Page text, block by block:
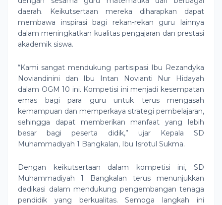
daerah. Keikutsertaan mereka diharapkan dapat
membawa inspirasi bagi rekan-rekan guru lainnya
dalam meningkatkan kualitas pengajaran dan prestasi
akademik siswa.
“Kami sangat mendukung partisipasi Ibu Rezandyka
Noviandinini dan Ibu Intan Novianti Nur Hidayah
dalam OGM 10 ini. Kompetisi ini menjadi kesempatan
emas bagi para guru untuk terus mengasah
kemampuan dan memperkaya strategi pembelajaran,
sehingga dapat memberikan manfaat yang lebih
besar bagi peserta didik,” ujar Kepala SD
Muhammadiyah 1 Bangkalan, Ibu Isrotul Sukma.
Dengan keikutsertaan dalam kompetisi ini, SD
Muhammadiyah 1 Bangkalan terus menunjukkan
dedikasi dalam mendukung pengembangan tenaga
pendidik yang berkualitas. Semoga langkah ini